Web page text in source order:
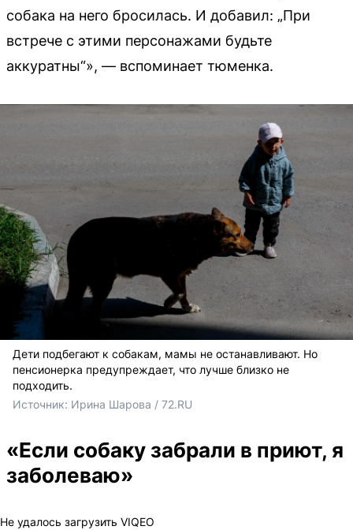
собака на него бросилась. И добавил: „При
встрече с этими персонажами будьте
аккуратны“», — вспоминает тюменка.
Дети подбегают к собакам, мамы не останавливают. Но
пенсионерка предупреждает, что лучше близко не
подходить.
Источник: Ирина Шарова / 72.RU
«Если собаку забрали в приют, я
заболеваю»
Не удалось загрузить VIQEO